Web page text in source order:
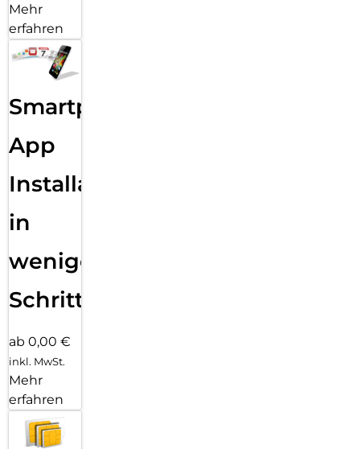
Mehr
erfahren
Smartphone
App
Installation
in
wenigen
Schritten
ab 0,00 €
inkl. MwSt.
Mehr
erfahren